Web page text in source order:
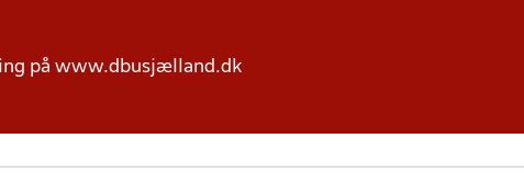
på www.dbusjælland.dk